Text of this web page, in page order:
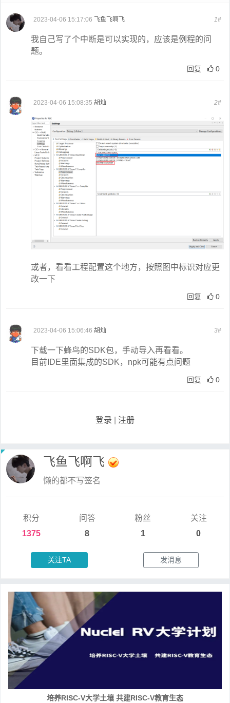
2023-04-06 15:17:06 飞鱼飞啊飞 1#
我自己写了个中断是可以实现的，应该是例程的问
题。
回复 0
2023-04-06 15:08:35 胡灿 2#
或者，看看工程配置这个地方，按照图中标识对应更
改一下
回复 0
2023-04-06 15:06:46 胡灿 3#
下载一下蜂鸟的SDK包，手动导入再看看。
目前IDE里面集成的SDK，npk可能有点问题
回复 0
登录 注册
飞鱼飞啊飞
懒的都不写签名
积分
1375
问答
8
粉丝
1
关注
0
关注TA 发消息
培养RISC-V大学土壤 共建RISC-V教育生态